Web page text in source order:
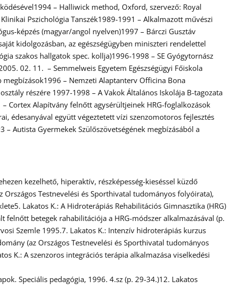
– Halliwick method, Oxford, szervező: Royal
Pszichológia Tanszék1989-1991 – Alkalmazott művészi
képzés (magyar/angol nyelven)1997 – Bárczi Gusztáv
kidolgozásban, az egészségügyben miniszteri rendelettel
szakos hallgatok spec. kollja)1996-1998 – SE Gyógytornász
02. 11. – Semmelweis Egyetem Egészségügyi Főiskola
– Nemzeti Alaptanterv Officina Bona
részére 1997-1998 – A Vakok Általános Iskolája B-tagozata
Cortex Alapítvány felnőtt agysérültjeinek HRG-foglalkozások
édesanyával együtt végeztetett vízi szenzomotoros fejlesztés
Autista Gyermekek Szülőszövetségének megbízásából a
kezelhető, hiperaktív, részképesség-kieséssel küzdő
Testnevelési és Sporthivatal tudományos folyóirata),
Lakatos K.: A Hidroterápiás Rehabilitációs Gimnasztika (HRG)
betegek rahabilitációja a HRG-módszer alkalmazásával (p.
Szemle 1995.7. Lakatos K.: Intenzív hidroterápiás kurzus
(az Országos Testnevelési és Sporthivatal tudományos
K.: A szenzoros integrációs terápia alkalmazása viselkedési
Speciális pedagógia, 1996. 4.sz (p. 29-34.)12. Lakatos